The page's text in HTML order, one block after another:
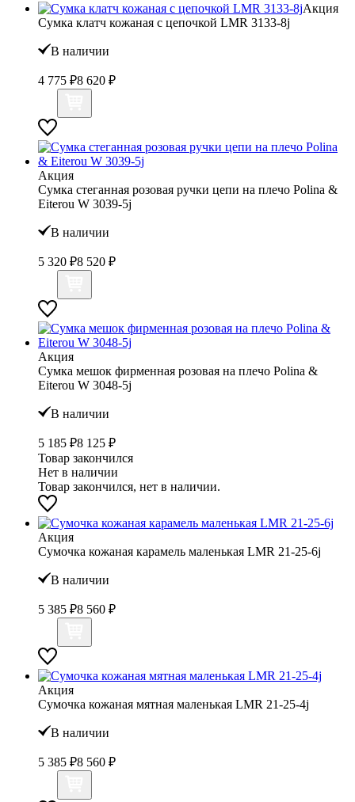
Акция
Сумка клатч кожаная с цепочкой LMR 3133-8j
В наличии
4 775 ₽8 620 ₽
Акция
Сумка стеганная розовая ручки цепи на плечо Polina &
Eiterou W 3039-5j
В наличии
5 320 ₽8 520 ₽
Акция
Сумка мешок фирменная розовая на плечо Polina &
Eiterou W 3048-5j
В наличии
5 185 ₽8 125 ₽
Товар закончился
Нет в наличии
Товар закончился, нет в наличии.
Акция
Сумочка кожаная карамель маленькая LMR 21-25-6j
В наличии
5 385 ₽8 560 ₽
Акция
Сумочка кожаная мятная маленькая LMR 21-25-4j
В наличии
5 385 ₽8 560 ₽